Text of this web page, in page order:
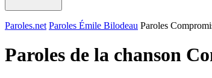
Paroles.net Paroles Émile Bilodeau Paroles
Paroles de la chanson